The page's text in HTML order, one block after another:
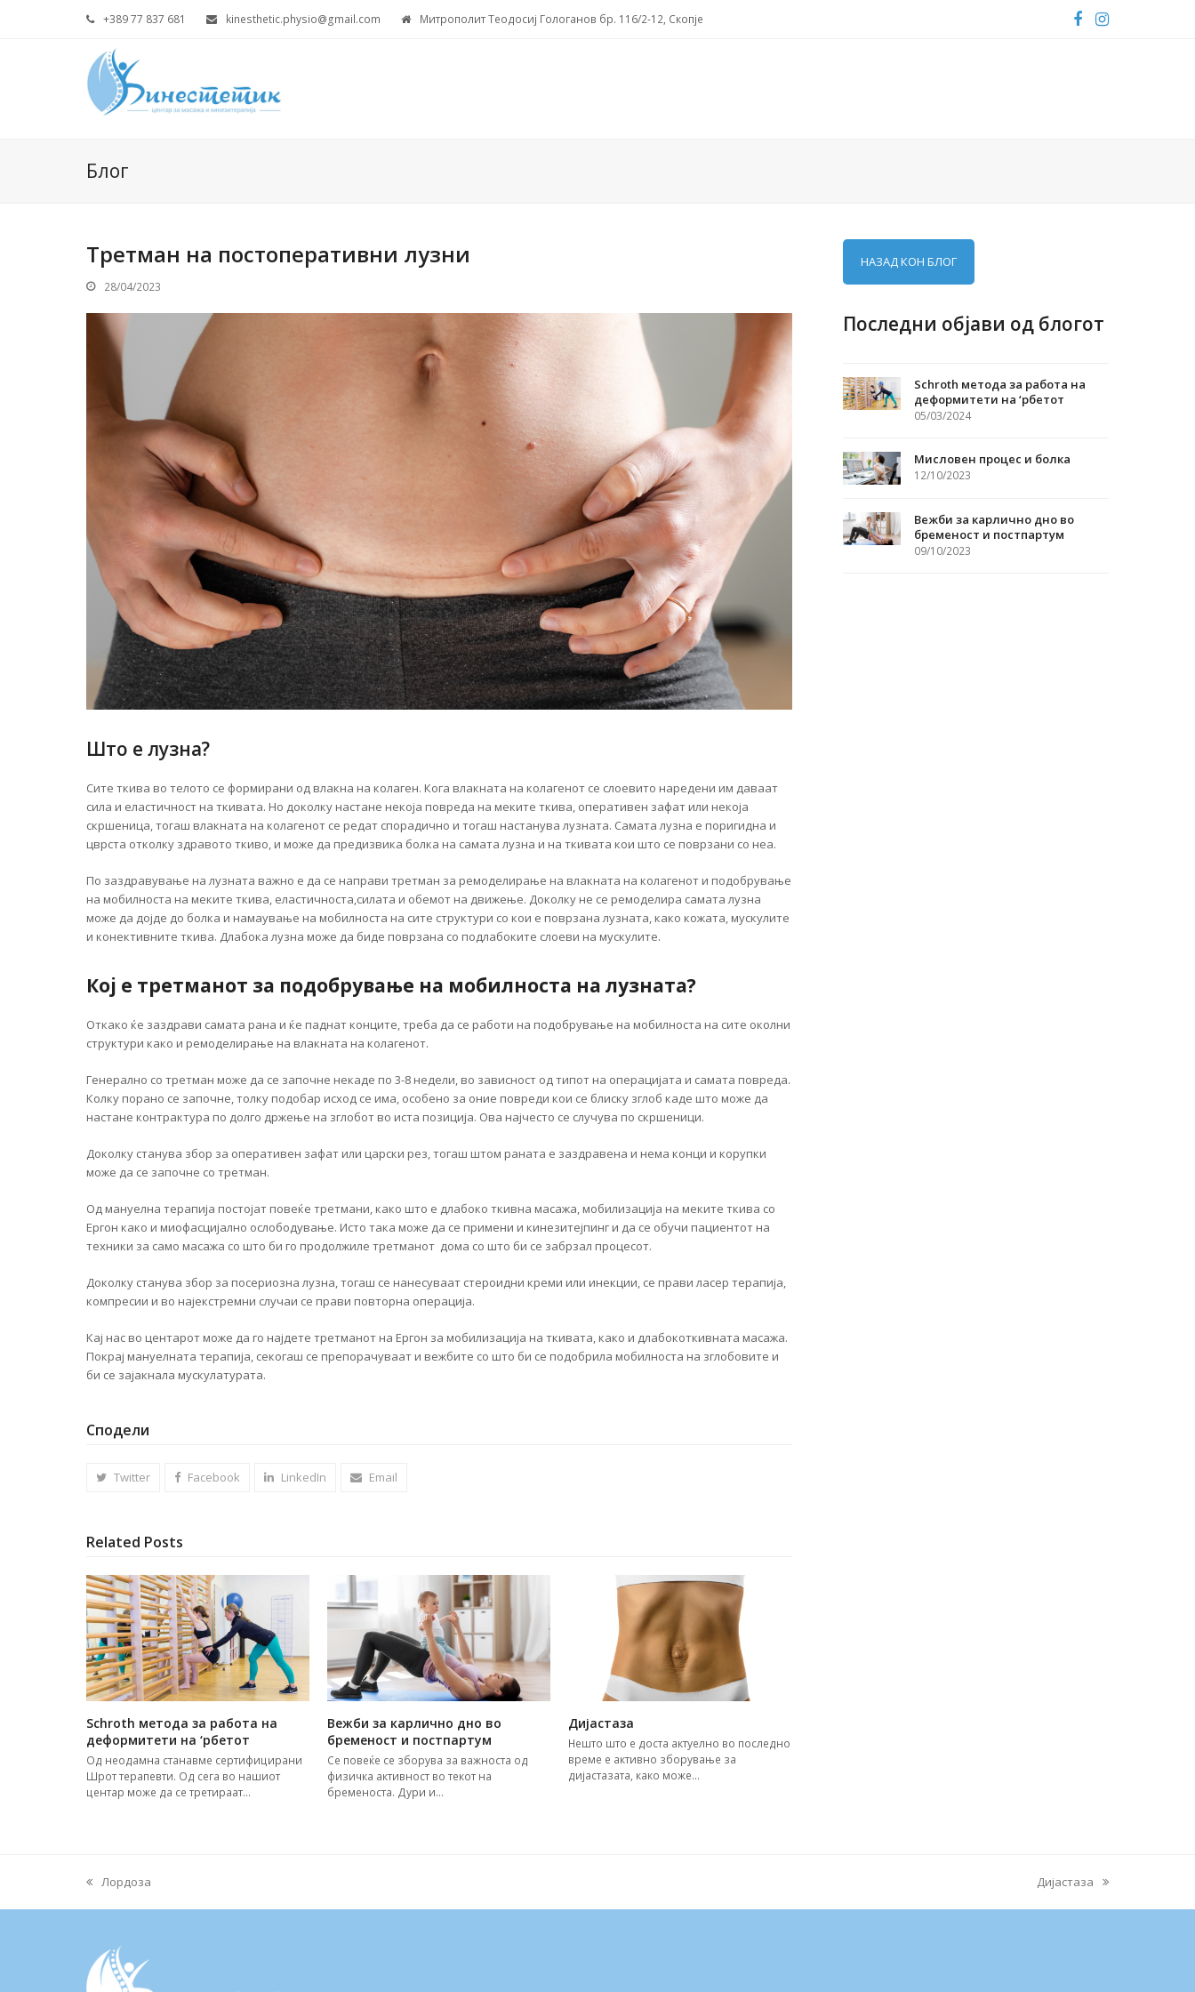
+389 77 837 681 kinesthetic.physio@gmail.com Митрополит Теодосиј Гологанов бр. 116/2-12, Скопје Facebook
Instagram
Блог
Третман на постоперативни лузни
28/04/2023
Што е лузна?
Сите ткива во телото се формирани од влакна на колаген. Кога влакната на колагенот се слоевито наредени им даваат
сила и еластичност на ткивата. Но доколку настане некоја повреда на меките ткива, оперативен зафат или некоја
скршеница, тогаш влакната на колагенот се редат спорадично и тогаш настанува лузната. Самата лузна е поригидна и
цврста отколку здравото ткиво, и може да предизвика болка на самата лузна и на ткивата кои што се поврзани со неа.
По заздравување на лузната важно е да се направи третман за ремоделирање на влакната на колагенот и подобрување
на мобилноста на меките ткива, еластичноста,силата и обемот на движење. Доколку не се ремоделира самата лузна
може да дојде до болка и намаување на мобилноста на сите структури со кои е поврзана лузната, како кожата, мускулите
и конективните ткива. Длабока лузна може да биде поврзана со подлабоките слоеви на мускулите.
Кој е третманот за подобрување на мобилноста на лузната?
Откако ќе заздрави самата рана и ќе паднат конците, треба да се работи на подобрување на мобилноста на сите околни
структури како и ремоделирање на влакната на колагенот.
Генерално со третман може да се започне некаде по 3-8 недели, во зависност од типот на операцијата и самата повреда.
Колку порано се започне, толку подобар исход се има, особено за оние повреди кои се блиску зглоб каде што може да
настане контрактура по долго држење на зглобот во иста позиција. Ова најчесто се случува по скршеници.
Доколку станува збор за оперативен зафат или царски рез, тогаш штом раната е заздравена и нема конци и корупки
може да се започне со третман.
Од мануелна терапија постојат повеќе третмани, како што е длабоко ткивна масажа, мобилизација на меките ткива со
Ергон како и миофасцијално ослободување. Исто така може да се примени и кинезитејпинг и да се обучи пациентот на
техники за само масажа со што би го продолжиле третманот дома со што би се забрзал процесот.
Доколку станува збор за посериозна лузна, тогаш се нанесуваат стероидни креми или инекции, се прави ласер терапија,
компресии и во најекстремни случаи се прави повторна операција.
Кај нас во центарот може да го најдете третманот на Ергон за мобилизација на ткивата, како и длабокоткивната масажа.
Покрај мануелната терапија, секогаш се препорачуваат и вежбите со што би се подобрила мобилноста на зглобовите и
би се зајакнала мускулатурата.
Сподели
Twitter Facebook LinkedIn Email
Related Posts
Schroth метода за работа на
деформитети на ‘рбетот
Од неодамна станавме сертифицирани
Шрот терапевти. Од сега во нашиот
центар може да се третираат…
Вежби за карлично дно во
бременост и постпартум
Се повеќе се зборува за важноста од
физичка активност во текот на
бременоста. Дури и…
Дијастаза
Нешто што е доста актуелно во последно
време е активно зборување за
дијастазата, како може…
НАЗАД КОН БЛОГ
Последни објави од блогот
Schroth метода за работа на
деформитети на ‘рбетот
05/03/2024
Мисловен процес и болка
12/10/2023
Вежби за карлично дно во
бременост и постпартум
09/10/2023
previous
post:
Лордоза
next
post:
Дијастаза